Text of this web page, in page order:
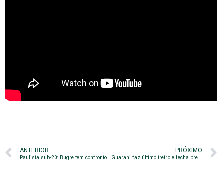
ANTERIOR
Paulista sub-20: Bugre tem confronto contra o Santos no CT
PRÓXIMO
Guarani faz último treino e fecha preparação para enfrentar o Confiança